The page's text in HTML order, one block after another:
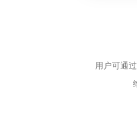
用户可通